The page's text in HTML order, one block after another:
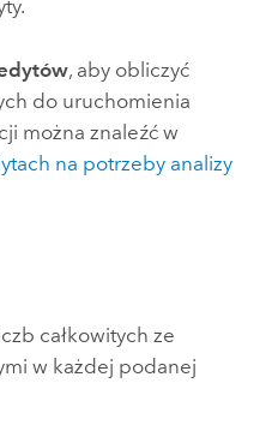
, aby obliczyć
do uruchomienia
można znaleźć w
na potrzeby analizy
całkowitych ze
w każdej podanej